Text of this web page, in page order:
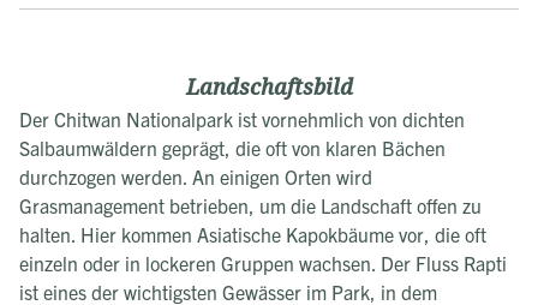
Landschaftsbild
Der Chitwan Nationalpark ist vornehmlich von dichten
Salbaumwäldern geprägt, die oft von klaren Bächen
durchzogen werden. An einigen Orten wird
Grasmanagement betrieben, um die Landschaft offen zu
halten. Hier kommen Asiatische Kapokbäume vor, die oft
einzeln oder in lockeren Gruppen wachsen. Der Fluss Rapti
ist eines der wichtigsten Gewässer im Park, in dem